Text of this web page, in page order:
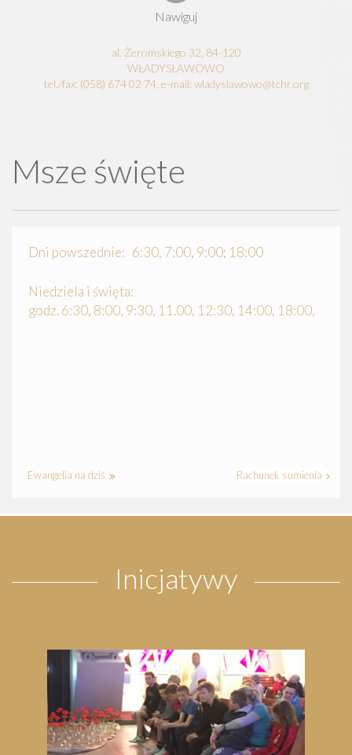
Nawiguj
al. Żeromskiego 32, 84-120
WŁADYSŁAWOWO
tel./fax: (058) 674 02 74, e-mail: wladyslawowo@tchr.org
Msze święte
Dni powszednie: 6:30, 7:00, 9:00; 18:00
Niedziela i święta:
godz. 6:30, 8:00, 9:30, 11.00, 12:30, 14:00, 18:00,
Ewangelia na dziś Rachunek sumienia
Inicjatywy